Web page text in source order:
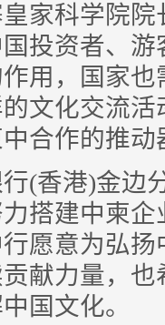
科学院院
投资者、
用，国家
文化交流
合作的推动
港)金边分
搭建中柬
愿意为弘
献力量，
国文化。